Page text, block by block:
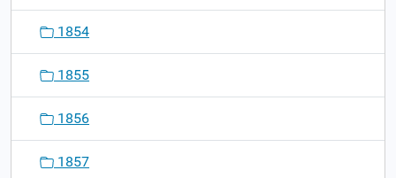
1854
1855
1856
1857